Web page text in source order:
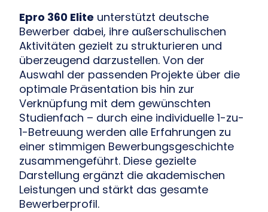
Epro 360 Elite unterstützt deutsche
Bewerber dabei, ihre außerschulischen
Aktivitäten gezielt zu strukturieren und
überzeugend darzustellen. Von der
Auswahl der passenden Projekte über die
optimale Präsentation bis hin zur
Verknüpfung mit dem gewünschten
Studienfach – durch eine individuelle 1-zu-
1-Betreuung werden alle Erfahrungen zu
einer stimmigen Bewerbungsgeschichte
zusammengeführt. Diese gezielte
Darstellung ergänzt die akademischen
Leistungen und stärkt das gesamte
Bewerberprofil.